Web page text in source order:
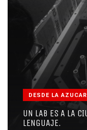
DESDE LA
UN LAB ES A LA
LENGUAJE.